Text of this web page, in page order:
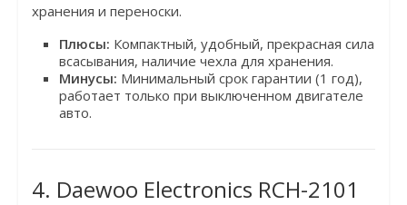
хранения и переноски.
Плюсы: Компактный, удобный, прекрасная сила
всасывания, наличие чехла для хранения.
Минусы: Минимальный срок гарантии (1 год),
работает только при выключенном двигателе
авто.
4. Daewoo Electronics RCH-2101